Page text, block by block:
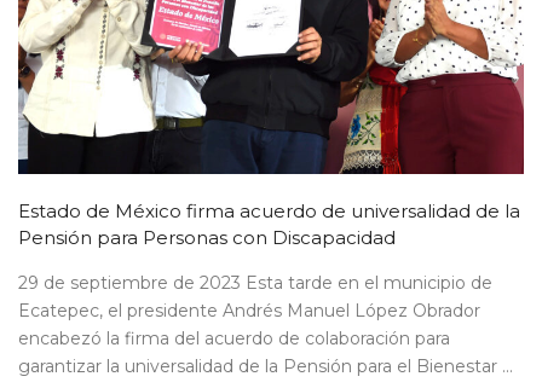
Estado de México firma acuerdo de universalidad de la
Pensión para Personas con Discapacidad
29 de septiembre de 2023 Esta tarde en el municipio de
Ecatepec, el presidente Andrés Manuel López Obrador
encabezó la firma del acuerdo de colaboración para
garantizar la universalidad de la Pensión para el Bienestar ...